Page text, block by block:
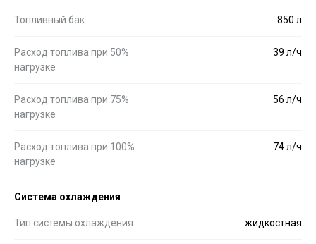
Топливный бак 850 л
Расход топлива при 50%
нагрузке
39 л/ч
Расход топлива при 75%
нагрузке
56 л/ч
Расход топлива при 100%
нагрузке
74 л/ч
Система охлаждения
Тип системы охлаждения жидкостная